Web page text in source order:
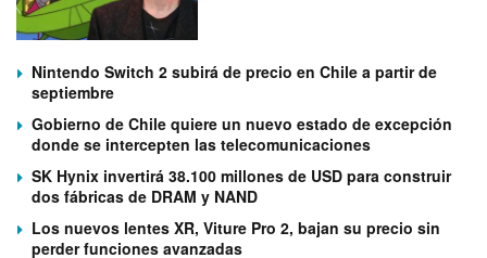
Nintendo Switch 2 subirá de precio en Chile a partir de
septiembre
Gobierno de Chile quiere un nuevo estado de excepción
donde se intercepten las telecomunicaciones
SK Hynix invertirá 38.100 millones de USD para construir
dos fábricas de DRAM y NAND
Los nuevos lentes XR, Viture Pro 2, bajan su precio sin
perder funciones avanzadas